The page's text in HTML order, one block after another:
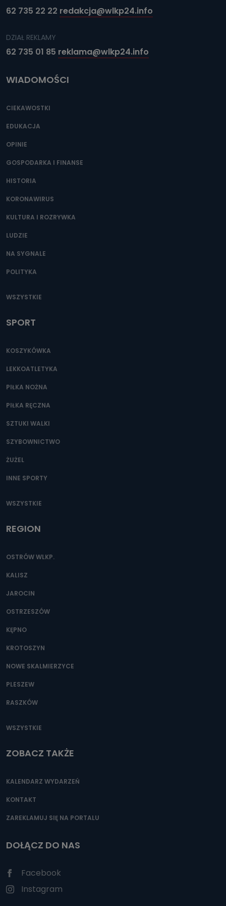
62 735 22 22 redakcja@wlkp24.info
DZIAŁ REKLAMY
62 735 01 85 reklama@wlkp24.info
WIADOMOŚCI
CIEKAWOSTKI
EDUKACJA
OPINIE
GOSPODARKA I FINANSE
HISTORIA
KORONAWIRUS
KULTURA I ROZRYWKA
LUDZIE
NA SYGNALE
POLITYKA
WSZYSTKIE
SPORT
KOSZYKÓWKA
LEKKOATLETYKA
PIŁKA NOŻNA
PIŁKA RĘCZNA
SZTUKI WALKI
SZYBOWNICTWO
ŻUŻEL
INNE SPORTY
WSZYSTKIE
REGION
OSTRÓW WLKP.
KALISZ
JAROCIN
OSTRZESZÓW
KĘPNO
KROTOSZYN
NOWE SKALMIERZYCE
PLESZEW
RASZKÓW
WSZYSTKIE
ZOBACZ TAKŻE
KALENDARZ WYDARZEŃ
KONTAKT
ZAREKLAMUJ SIĘ NA PORTALU
DOŁĄCZ DO NAS
Facebook
Instagram